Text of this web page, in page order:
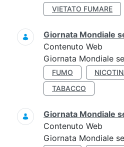
VIETATO FUMARE
Giornata Mondiale
Contenuto Web
Giornata Mondiale
FUMO
TABACCO
Giornata Mondiale
Contenuto Web
Giornata Mondiale